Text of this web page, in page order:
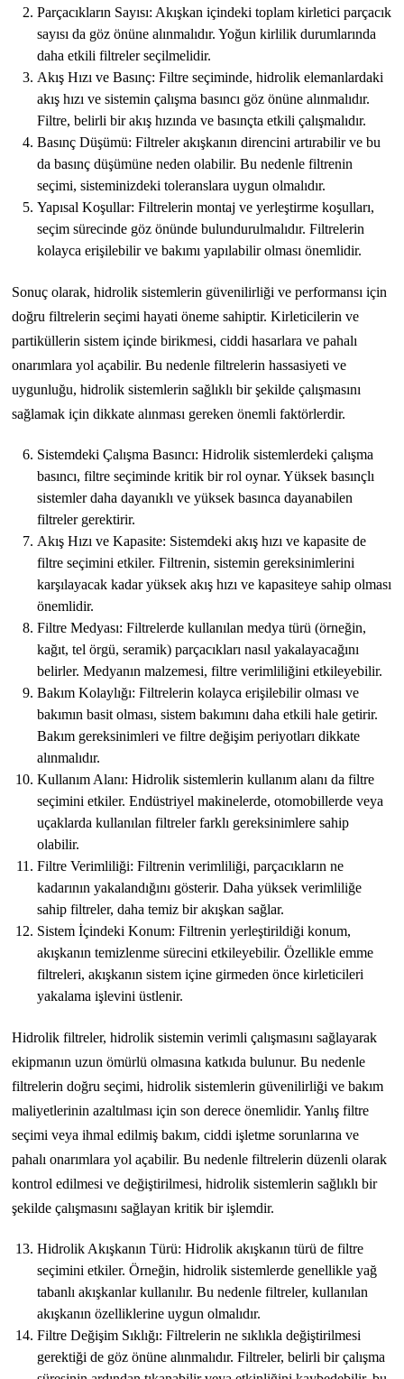
Parçacıkların Sayısı: Akışkan içindeki toplam kirletici parçacık
sayısı da göz önüne alınmalıdır. Yoğun kirlilik durumlarında
daha etkili filtreler seçilmelidir.
Akış Hızı ve Basınç: Filtre seçiminde, hidrolik elemanlardaki
akış hızı ve sistemin çalışma basıncı göz önüne alınmalıdır.
Filtre, belirli bir akış hızında ve basınçta etkili çalışmalıdır.
Basınç Düşümü: Filtreler akışkanın direncini artırabilir ve bu
da basınç düşümüne neden olabilir. Bu nedenle filtrenin
seçimi, sisteminizdeki toleranslara uygun olmalıdır.
Yapısal Koşullar: Filtrelerin montaj ve yerleştirme koşulları,
seçim sürecinde göz önünde bulundurulmalıdır. Filtrelerin
kolayca erişilebilir ve bakımı yapılabilir olması önemlidir.
Sonuç olarak, hidrolik sistemlerin güvenilirliği ve performansı için
doğru filtrelerin seçimi hayati öneme sahiptir. Kirleticilerin ve
partiküllerin sistem içinde birikmesi, ciddi hasarlara ve pahalı
onarımlara yol açabilir. Bu nedenle filtrelerin hassasiyeti ve
uygunluğu, hidrolik sistemlerin sağlıklı bir şekilde çalışmasını
sağlamak için dikkate alınması gereken önemli faktörlerdir.
Sistemdeki Çalışma Basıncı: Hidrolik sistemlerdeki çalışma
basıncı, filtre seçiminde kritik bir rol oynar. Yüksek basınçlı
sistemler daha dayanıklı ve yüksek basınca dayanabilen
filtreler gerektirir.
Akış Hızı ve Kapasite: Sistemdeki akış hızı ve kapasite de
filtre seçimini etkiler. Filtrenin, sistemin gereksinimlerini
karşılayacak kadar yüksek akış hızı ve kapasiteye sahip olması
önemlidir.
Filtre Medyası: Filtrelerde kullanılan medya türü (örneğin,
kağıt, tel örgü, seramik) parçacıkları nasıl yakalayacağını
belirler. Medyanın malzemesi, filtre verimliliğini etkileyebilir.
Bakım Kolaylığı: Filtrelerin kolayca erişilebilir olması ve
bakımın basit olması, sistem bakımını daha etkili hale getirir.
Bakım gereksinimleri ve filtre değişim periyotları dikkate
alınmalıdır.
Kullanım Alanı: Hidrolik sistemlerin kullanım alanı da filtre
seçimini etkiler. Endüstriyel makinelerde, otomobillerde veya
uçaklarda kullanılan filtreler farklı gereksinimlere sahip
olabilir.
Filtre Verimliliği: Filtrenin verimliliği, parçacıkların ne
kadarının yakalandığını gösterir. Daha yüksek verimliliğe
sahip filtreler, daha temiz bir akışkan sağlar.
Sistem İçindeki Konum: Filtrenin yerleştirildiği konum,
akışkanın temizlenme sürecini etkileyebilir. Özellikle emme
filtreleri, akışkanın sistem içine girmeden önce kirleticileri
yakalama işlevini üstlenir.
Hidrolik filtreler, hidrolik sistemin verimli çalışmasını sağlayarak
ekipmanın uzun ömürlü olmasına katkıda bulunur. Bu nedenle
filtrelerin doğru seçimi, hidrolik sistemlerin güvenilirliği ve bakım
maliyetlerinin azaltılması için son derece önemlidir. Yanlış filtre
seçimi veya ihmal edilmiş bakım, ciddi işletme sorunlarına ve
pahalı onarımlara yol açabilir. Bu nedenle filtrelerin düzenli olarak
kontrol edilmesi ve değiştirilmesi, hidrolik sistemlerin sağlıklı bir
şekilde çalışmasını sağlayan kritik bir işlemdir.
Hidrolik Akışkanın Türü: Hidrolik akışkanın türü de filtre
seçimini etkiler. Örneğin, hidrolik sistemlerde genellikle yağ
tabanlı akışkanlar kullanılır. Bu nedenle filtreler, kullanılan
akışkanın özelliklerine uygun olmalıdır.
Filtre Değişim Sıklığı: Filtrelerin ne sıklıkla değiştirilmesi
gerektiği de göz önüne alınmalıdır. Filtreler, belirli bir çalışma